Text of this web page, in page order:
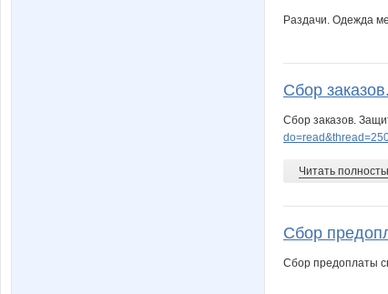
Раздачи. Одежда
Сбор
Сбор заказов.
Читать
Сбор
Сбор предоплаты